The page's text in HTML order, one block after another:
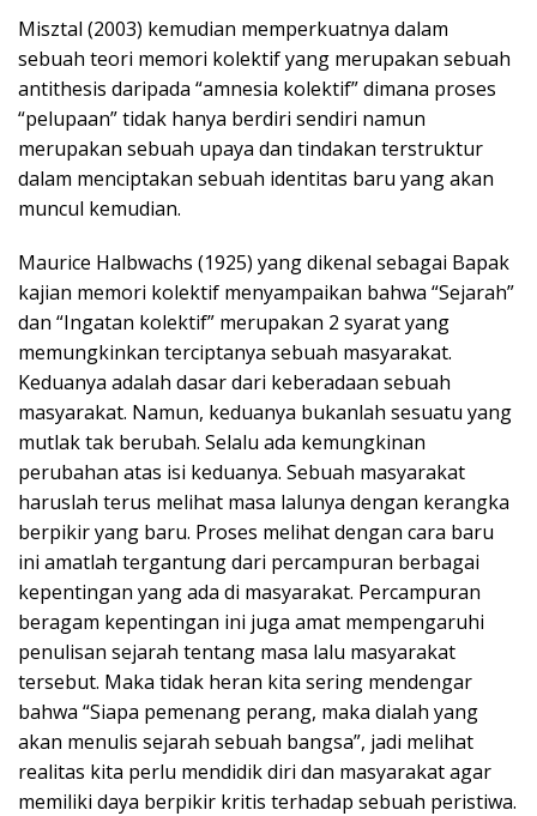
Misztal (2003) kemudian memperkuatnya dalam
sebuah teori memori kolektif yang merupakan sebuah
antithesis daripada “amnesia kolektif” dimana proses
“pelupaan” tidak hanya berdiri sendiri namun
merupakan sebuah upaya dan tindakan terstruktur
dalam menciptakan sebuah identitas baru yang akan
muncul kemudian.
Maurice Halbwachs (1925) yang dikenal sebagai Bapak
kajian memori kolektif menyampaikan bahwa “Sejarah”
dan “Ingatan kolektif” merupakan 2 syarat yang
memungkinkan terciptanya sebuah masyarakat.
Keduanya adalah dasar dari keberadaan sebuah
masyarakat. Namun, keduanya bukanlah sesuatu yang
mutlak tak berubah. Selalu ada kemungkinan
perubahan atas isi keduanya. Sebuah masyarakat
haruslah terus melihat masa lalunya dengan kerangka
berpikir yang baru. Proses melihat dengan cara baru
ini amatlah tergantung dari percampuran berbagai
kepentingan yang ada di masyarakat. Percampuran
beragam kepentingan ini juga amat mempengaruhi
penulisan sejarah tentang masa lalu masyarakat
tersebut. Maka tidak heran kita sering mendengar
bahwa “Siapa pemenang perang, maka dialah yang
akan menulis sejarah sebuah bangsa”, jadi melihat
realitas kita perlu mendidik diri dan masyarakat agar
memiliki daya berpikir kritis terhadap sebuah peristiwa.